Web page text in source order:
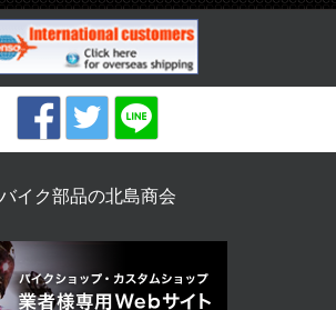
バイク部品の北島商会